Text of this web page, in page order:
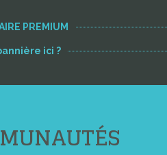
PREMIUM
ici ?